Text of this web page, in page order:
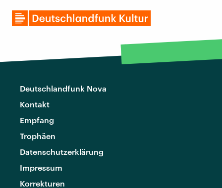
Deutschlandfunk Nova
Kontakt
Empfang
Trophäen
Datenschutzerklärung
Impressum
Korrekturen